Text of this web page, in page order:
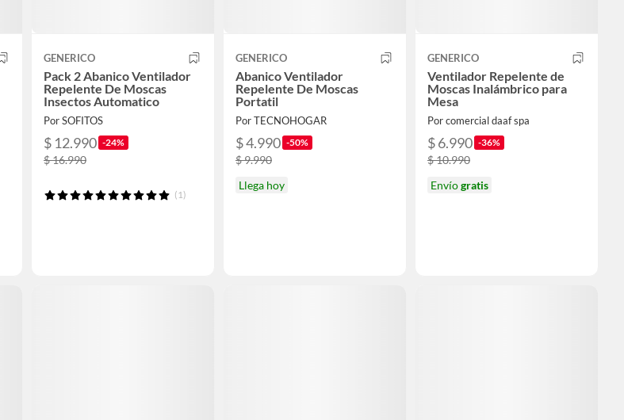
GENERICO
Pack 2 Abanico Ventilador
Repelente De Moscas
Insectos Automatico
Por SOFITOS
$ 12.990 -24%
$ 16.990
(1)
GENERICO
Abanico Ventilador
Repelente De Moscas
Portatil
Por TECNOHOGAR
$ 4.990 -50%
$ 9.990
Llega hoy
GENERICO
Ventilador Repelente de
Moscas Inalámbrico para
Mesa
Por comercial daaf spa
$ 6.990 -36%
$ 10.990
Envíogratis